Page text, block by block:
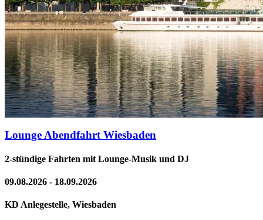
Lounge Abendfahrt Wiesbaden
2-stündige Fahrten mit Lounge-Musik und DJ
09.08.2026 - 18.09.2026
KD Anlegestelle, Wiesbaden